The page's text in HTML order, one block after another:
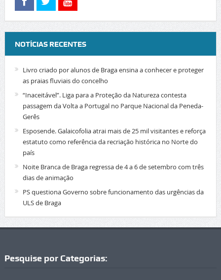
NOTÍCIAS RECENTES
Livro criado por alunos de Braga ensina a conhecer e proteger
as praias fluviais do concelho
“Inaceitável”. Liga para a Proteção da Natureza contesta
passagem da Volta a Portugal no Parque Nacional da Peneda-
Gerês
Esposende. Galaicofolia atrai mais de 25 mil visitantes e reforça
estatuto como referência da recriação histórica no Norte do
país
Noite Branca de Braga regressa de 4 a 6 de setembro com três
dias de animação
PS questiona Governo sobre funcionamento das urgências da
ULS de Braga
Pesquise por Categorias: